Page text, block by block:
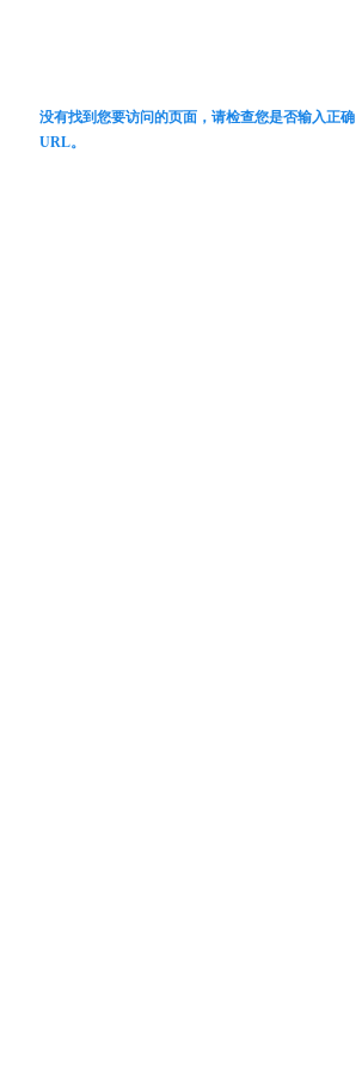
没有找到您要访问的页面，请检查您是否输入正确
URL。